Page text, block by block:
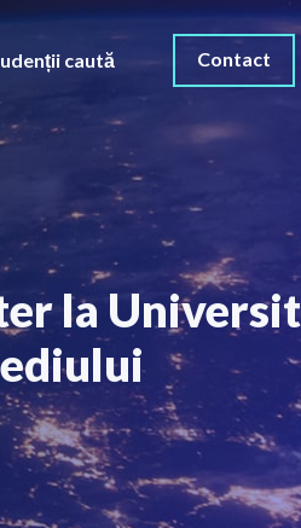
caută Contact
la